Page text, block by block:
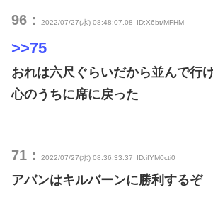
96： 2022/07/27(水) 08:48:07.08 ID:X6bt/MFHM
>>75
おれは六尺ぐらいだから並んで行
心のうちに席に戻った
71： 2022/07/27(水) 08:36:33.37 ID:ifYM0cti0
アバンはキルバーンに勝利するぞ